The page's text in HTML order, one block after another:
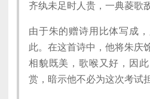
齐纨未足时人贵，一典菱歌
由于朱的赠诗用比体写成
此。在这首诗中，他将朱庆
相貌既美，歌喉又好，因
赏，暗示他不必为这次考试